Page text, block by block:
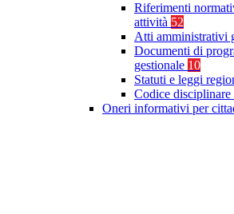
Riferimenti
attività 52
Atti amministrativi
Documenti di
gestionale 10
Statuti e leggi
Codice disciplinare
Oneri informativi per